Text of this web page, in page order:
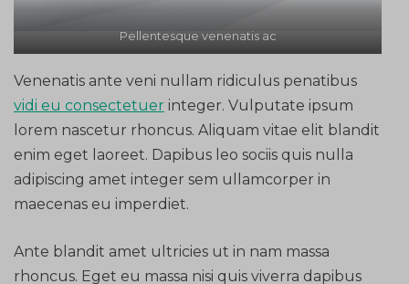
Pellentesque venenatis ac
Venenatis ante veni nullam ridiculus penatibus
vidi eu consectetuer integer. Vulputate ipsum
lorem nascetur rhoncus. Aliquam vitae elit blandit
enim eget laoreet. Dapibus leo sociis quis nulla
adipiscing amet integer sem ullamcorper in
maecenas eu imperdiet.
Ante blandit amet ultricies ut in nam massa
rhoncus. Eget eu massa nisi quis viverra dapibus